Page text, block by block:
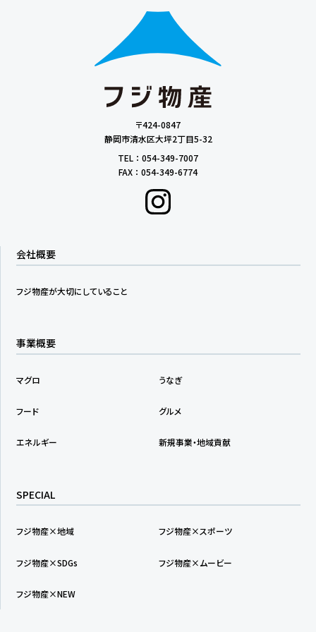
〒424-0847
静岡市清水区大坪2丁目5-32
TEL ： 054-349-7007
FAX ： 054-349-6774
会社概要
フジ物産が大切にしていること
事業概要
マグロ うなぎ
フード グルメ
エネルギー 新規事業・地域貢献
SPECIAL
フジ物産×地域 フジ物産×スポーツ
フジ物産×SDGs フジ物産×ムービー
フジ物産×NEW